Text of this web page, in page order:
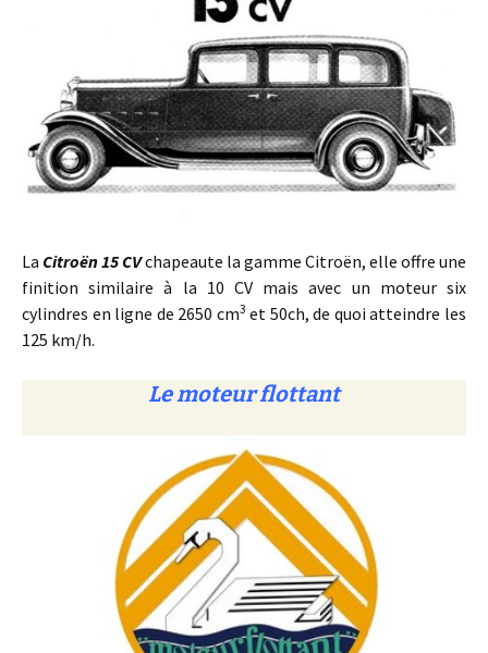
La Citroën 15 CVchapeaute la gamme Citroën, elle offre une
finition similaire à la 10 CV mais avec un moteur six
cylindres en ligne de 2650 cm3 et 50ch, de quoi atteindre les
125 km/h.
Le moteur flottant